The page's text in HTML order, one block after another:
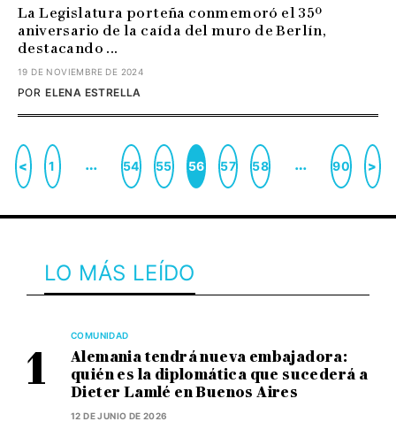
La Legislatura porteña conmemoró el 35º
aniversario de la caída del muro de Berlín,
destacando ...
19 DE NOVIEMBRE DE 2024
ELENA ESTRELLA
POR
< 1 … 54 55 56 57 58 … 90 >
LO MÁS LEÍDO
COMUNIDAD
Alemania tendrá nueva embajadora:
quién es la diplomática que sucederá a
Dieter Lamlé en Buenos Aires
12 DE JUNIO DE 2026